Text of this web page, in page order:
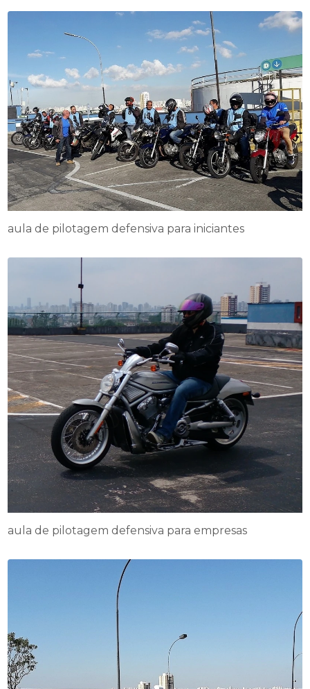
aula de pilotagem defensiva para iniciantes
aula de pilotagem defensiva para empresas